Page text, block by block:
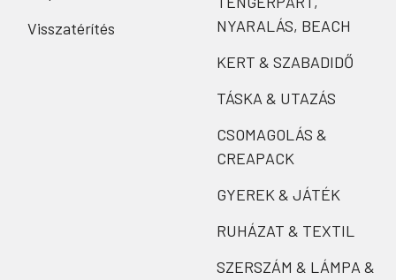
Visszatérítés
NYARALÁS, BEACH
KERT & SZABADIDŐ
TÁSKA & UTAZÁS
CSOMAGOLÁS &
CREAPACK
GYEREK & JÁTÉK
RUHÁZAT & TEXTIL
SZERSZÁM & LÁMPA &